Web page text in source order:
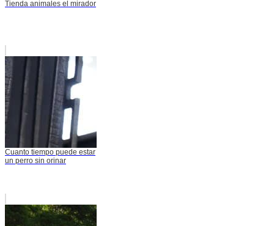
Tienda animales el mirador
Cuanto tiempo puede estar
un perro sin orinar